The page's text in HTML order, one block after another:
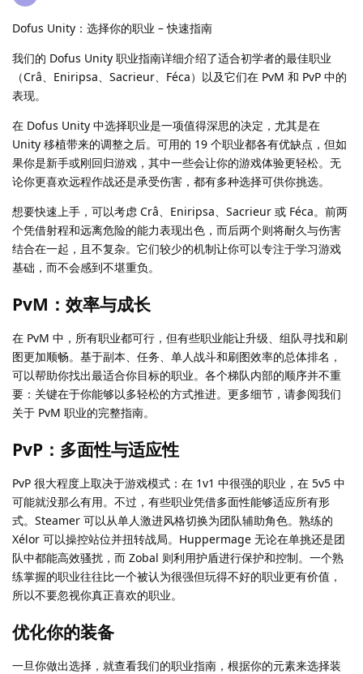
Dofus Unity：选择你的职业 – 快速指南
我们的 Dofus Unity 职业指南详细介绍了适合初学者的最佳职业
（Crâ、Eniripsa、Sacrieur、Féca）以及它们在 PvM 和 PvP 中的
表现。
在 Dofus Unity 中选择职业是一项值得深思的决定，尤其是在
Unity 移植带来的调整之后。可用的 19 个职业都各有优缺点，但如
果你是新手或刚回归游戏，其中一些会让你的游戏体验更轻松。无
论你更喜欢远程作战还是承受伤害，都有多种选择可供你挑选。
想要快速上手，可以考虑 Crâ、Eniripsa、Sacrieur 或 Féca。前两
个凭借射程和远离危险的能力表现出色，而后两个则将耐久与伤害
结合在一起，且不复杂。它们较少的机制让你可以专注于学习游戏
基础，而不会感到不堪重负。
PvM：效率与成长
在 PvM 中，所有职业都可行，但有些职业能让升级、组队寻找和刷
图更加顺畅。基于副本、任务、单人战斗和刷图效率的总体排名，
可以帮助你找出最适合你目标的职业。各个梯队内部的顺序并不重
要：关键在于你能够以多轻松的方式推进。更多细节，请参阅我们
关于 PvM 职业的完整指南。
PvP：多面性与适应性
PvP 很大程度上取决于游戏模式：在 1v1 中很强的职业，在 5v5 中
可能就没那么有用。不过，有些职业凭借多面性能够适应所有形
式。Steamer 可以从单人激进风格切换为团队辅助角色。熟练的
Xélor 可以操控站位并扭转战局。Huppermage 无论在单挑还是团
队中都能高效骚扰，而 Zobal 则利用护盾进行保护和控制。一个熟
练掌握的职业往往比一个被认为很强但玩得不好的职业更有价值，
所以不要忽视你真正喜欢的职业。
优化你的装备
一旦你做出选择，就查看我们的职业指南，根据你的元素来选择装